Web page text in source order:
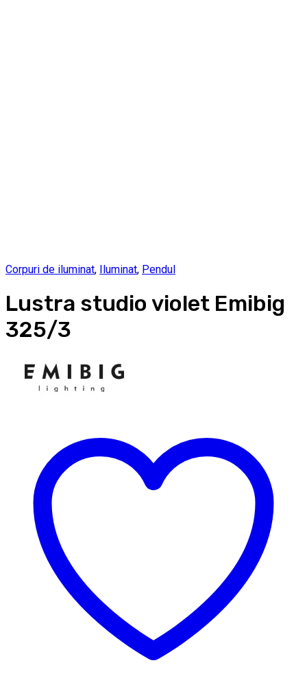
Corpuri de iluminat, Iluminat, Pendul
Lustra studio violet Emibig
325/3